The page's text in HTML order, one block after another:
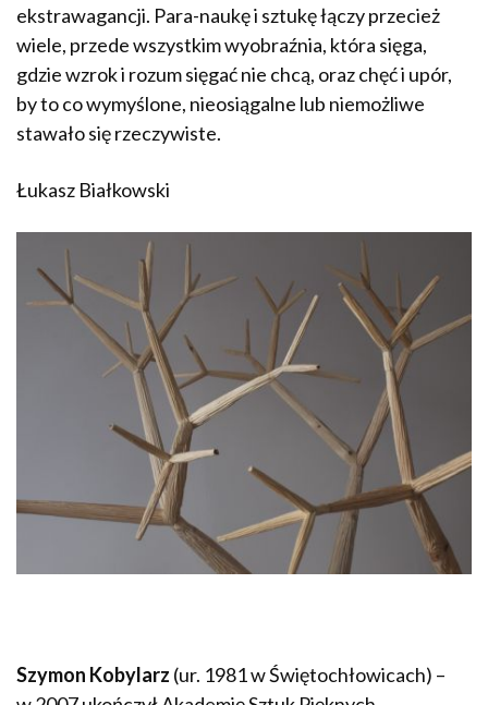
ekstrawagancji. Para-naukę i sztukę łączy przecież
wiele, przede wszystkim wyobraźnia, która sięga,
gdzie wzrok i rozum sięgać nie chcą, oraz chęć i upór,
by to co wymyślone, nieosiągalne lub niemożliwe
stawało się rzeczywiste.
Łukasz Białkowski
Szymon Kobylarz (ur. 1981 w Świętochłowicach) –